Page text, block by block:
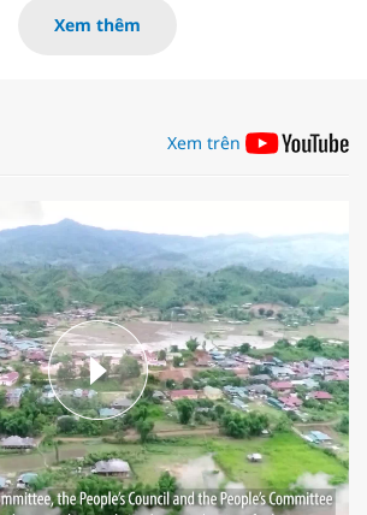
Xem thêm
Xem trên